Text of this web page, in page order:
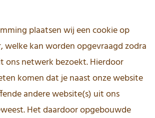
plaatsen wij een cookie op
welke kan worden opgevraagd zodra
ons netwerk bezoekt. Hierdoor
komen dat je naast onze website
andere website(s) uit ons
Het daardoor opgebouwde